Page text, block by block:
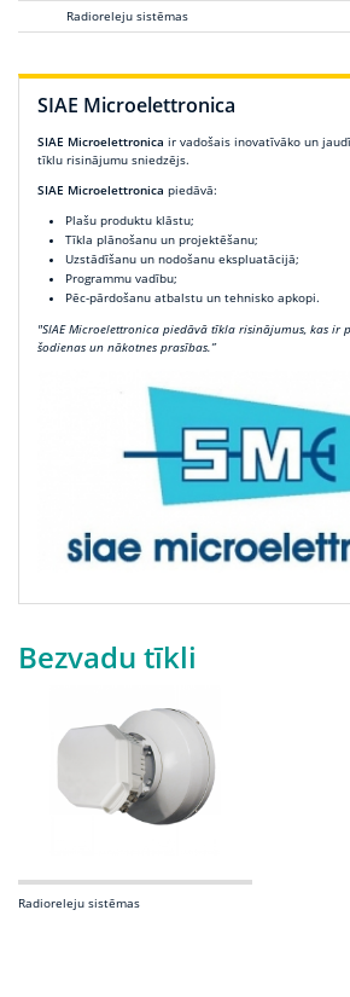
Radioreleju sistēmas
SIAE Microelettronica
SIAE Microelettronica ir vadošais inovatīvāko un
tīklu risinājumu sniedzējs.
SIAE Microelettronica piedāvā:
Plašu produktu klāstu;
Tīkla plānošanu un projektēšanu;
Uzstādīšanu un nodošanu ekspluatācijā;
Programmu vadību;
Pēc-pārdošanu atbalstu un tehnisko apkopi.
"SIAE Microelettronica piedāvā tīkla risinājumus, kas ir
šodienas un nākotnes prasības.”
Bezvadu tīkli
Radioreleju sistēmas